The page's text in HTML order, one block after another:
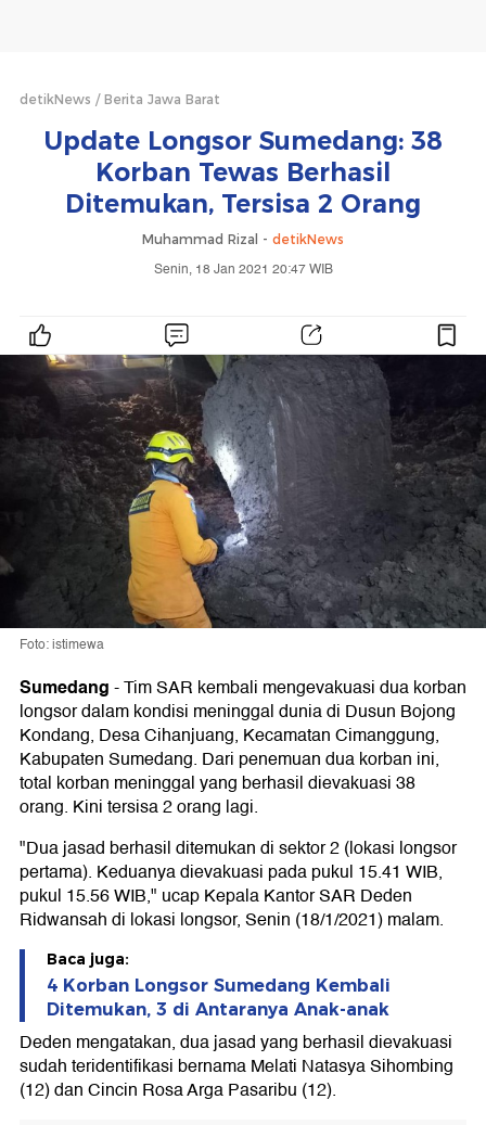
detikNews Berita Jawa Barat
Update Longsor Sumedang: 38
Korban Tewas Berhasil
Ditemukan, Tersisa 2 Orang
Muhammad Rizal - detikNews
Senin, 18 Jan 2021 20:47 WIB
Foto: istimewa
Sumedang-Tim SAR kembali mengevakuasi dua korban
longsor dalam kondisi meninggal dunia di Dusun Bojong
Kondang, Desa Cihanjuang, Kecamatan Cimanggung,
Kabupaten Sumedang. Dari penemuan dua korban ini,
total korban meninggal yang berhasil dievakuasi 38
orang. Kini tersisa 2 orang lagi.
"Dua jasad berhasil ditemukan di sektor 2 (lokasi longsor
pertama). Keduanya dievakuasi pada pukul 15.41 WIB,
pukul 15.56 WIB," ucap Kepala Kantor SAR Deden
Ridwansah di lokasi longsor, Senin (18/1/2021) malam.
Baca juga:
4 Korban Longsor Sumedang Kembali
Ditemukan, 3 di Antaranya Anak-anak
Deden mengatakan, dua jasad yang berhasil dievakuasi
sudah teridentifikasi bernama Melati Natasya Sihombing
(12) dan Cincin Rosa Arga Pasaribu (12).